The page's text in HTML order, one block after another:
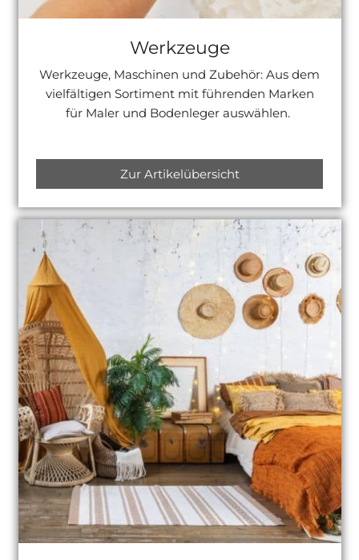
Werkzeuge
Werkzeuge, Maschinen und Zubehör: Aus dem
vielfältigen Sortiment mit führenden Marken
für Maler und Bodenleger auswählen.
Zur Artikelübersicht